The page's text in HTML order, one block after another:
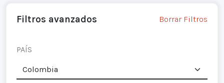
Filtros avanzados Borrar Filtros
PAÍS